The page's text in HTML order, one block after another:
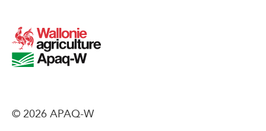
© 2026 APAQ-W